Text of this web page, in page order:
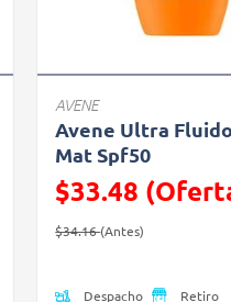
AVENE
Avene Ultra
Mat Spf50
$33.48
Precio reducido de
$34.16(Antes)
Despacho Retiro